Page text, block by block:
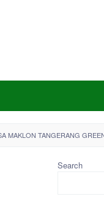
MAKLON TANGERANG
Search